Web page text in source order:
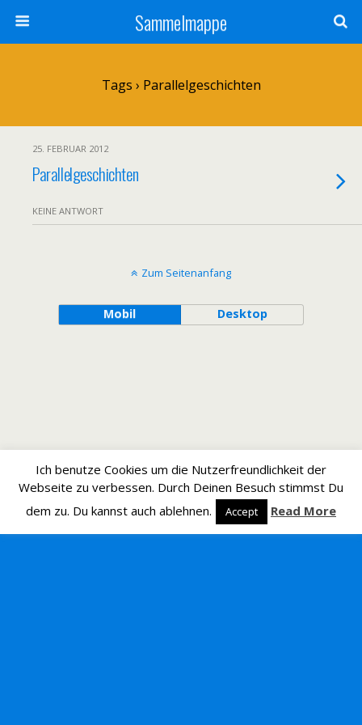
Sammelmappe
Tags › Parallelgeschichten
25. FEBRUAR 2012
Parallelgeschichten
KEINE ANTWORT
Zum Seitenanfang
Mobil Desktop
Ich benutze Cookies um die Nutzerfreundlichkeit der
Webseite zu verbessen. Durch Deinen Besuch stimmst Du
dem zu. Du kannst auch ablehnen.
Accept Read More